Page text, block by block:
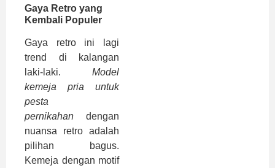
Gaya Retro yang
Kembali Populer
Gaya retro ini lagi
trend di kalangan
laki-laki. Model
kemeja pria untuk
pesta
pernikahan dengan
nuansa retro adalah
pilihan bagus.
Kemeja dengan motif